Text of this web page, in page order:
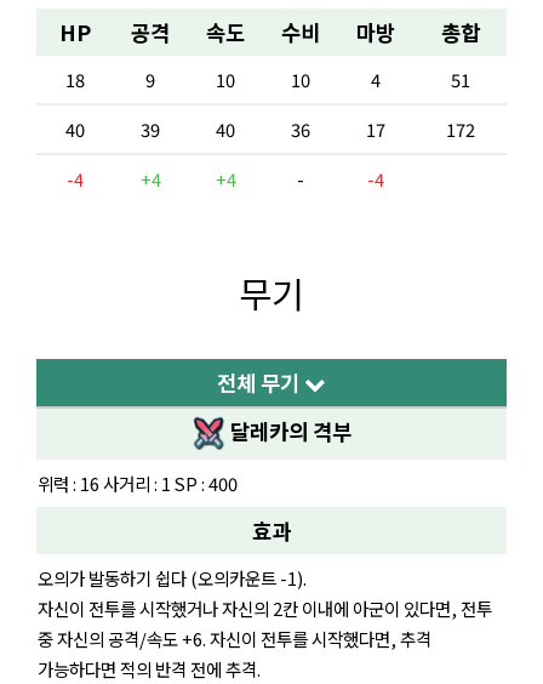
HP 공격 속도 수비 마방 총합
18 9 10 10 4
51
40
39 40 36 17
172
-4
+4 +4 - -4
무기
전체 무기
달레카의 격부
위력 : 16 사거리 : 1 SP : 400
효과
오의가 발동하기 쉽다 (오의카운트 -1).
자신이 전투를 시작했거나 자신의 2칸 이내에 아군이 있다면, 전투
중 자신의 공격/속도 +6. 자신이 전투를 시작했다면, 추격
가능하다면 적의 반격 전에 추격.